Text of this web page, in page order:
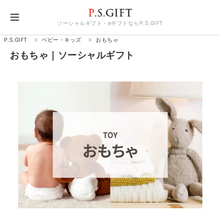
ソーシャルギフト・eギフトならP.S.GIFT
P.S.GIFT ベビー・キッズ おもちゃ
おもちゃ｜ソーシャルギフト